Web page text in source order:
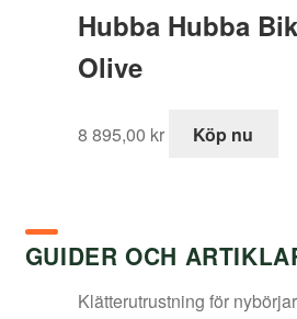
1
Hubba Hubba
Olive
8 895,00 kr Köp nu
GUIDER OCH
Klätterutrustning för